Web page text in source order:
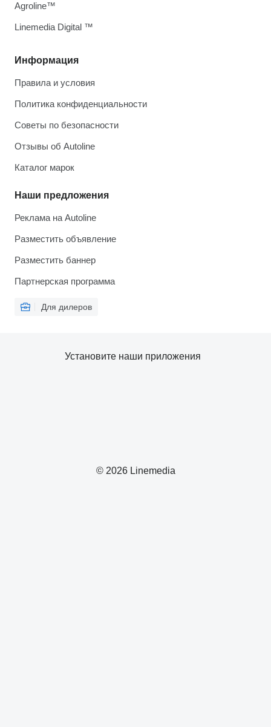
Информация
Правила и условия
Политика конфиденциальности
Советы по безопасности
Отзывы об Autoline
Каталог марок
Наши предложения
Реклама на Autoline
Разместить объявление
Разместить баннер
Партнерская программа
Для дилеров
Agroline™
Linemedia Digital ™
© 2026 Linemedia
Установите наши приложения